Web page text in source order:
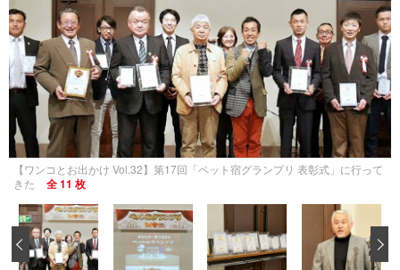
【ワンコとお出かけ Vol.32】第17回「ペット宿グランプリ 表彰式」に行って
きた
全 11 枚
‹